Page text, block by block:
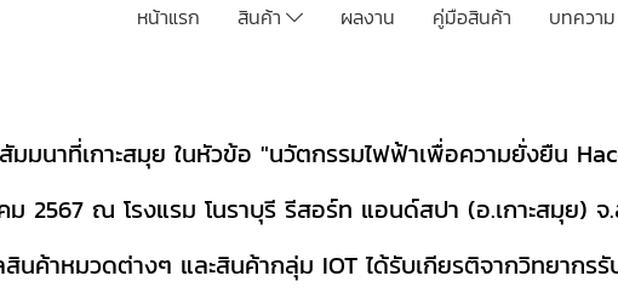
หน้าแรก สินค้า ผลงาน คู่มือสินค้า บทความ
มนาที่เกาะสมุย ในหัวข้อ "นวัตกรรมไฟฟ้าเพื่อความยั่งยืน
ม 2567 ณ โรงแรม โนราบุรี รีสอร์ท แอนด์สปา (อ.เกาะสมุย) จ
นค้าหมวดต่างๆ และสินค้ากลุ่ม IOT ได้รับเกียรติจากวิทยากร